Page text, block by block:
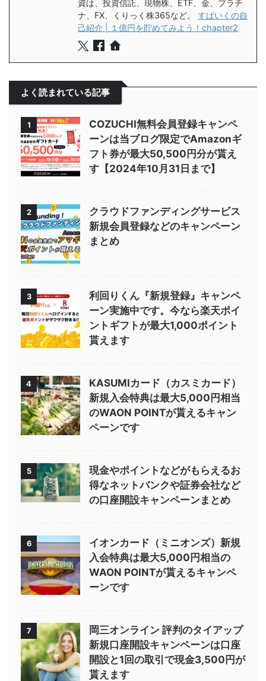
資は、投資信託、現物株、ETF、金、プラチ
ナ、FX、くりっく株365など。 すぱいくの自
己紹介 | １億円を貯めてみよう！chapter2
よく読まれている記事
1
COZUCHI無料会員登録キャンペ
ーンは当ブログ限定でAmazonギ
フト券が最大50,500円分が貰え
す【2024年10月31日まで】
2
クラウドファンディングサービス
新規会員登録などのキャンペーン
まとめ
3
利回りくん『新規登録』キャンペ
ーン実施中です。今なら楽天ポイ
ントギフトが最大1,000ポイント
貰えます
4
KASUMIカード（カスミカード）
新規入会特典は最大5,000円相当
のWAON POINTが貰えるキャン
ペーンです
5
現金やポイントなどがもらえるお
得なネットバンクや証券会社など
の口座開設キャンペーンまとめ
6
イオンカード（ミニオンズ）新規
入会特典は最大5,000円相当の
WAON POINTが貰えるキャンペ
ーンです
7
岡三オンライン 評判のタイアップ
新規口座開設キャンペーンは口座
開設と1回の取引で現金3,500円が
貰えます